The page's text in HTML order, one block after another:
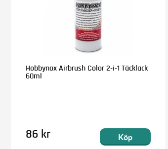
Hobbynox Airbrush Color 2-i-1 Täcklack
60ml
86 kr Köp